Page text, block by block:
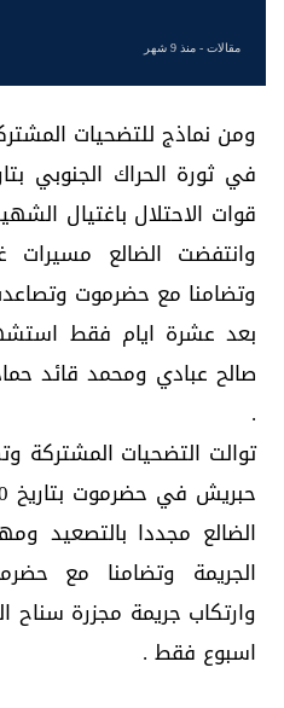
مقالات- منذ 9 شهر
ومن نماذج للتضحيات
قوات الاحتلال باغتيال
وانتفضت الضالع مسيرات
وتضامنا مع حضرموت وتصاعدت تاريخ
بعد عشرة ايام فقط
صالح عبادي ومحمد قائد
.
توالت التضحيات المشتركة
الضالع مجددا بالتصعيد
الجريمة وتضامنا مع
اسبوع فقط .